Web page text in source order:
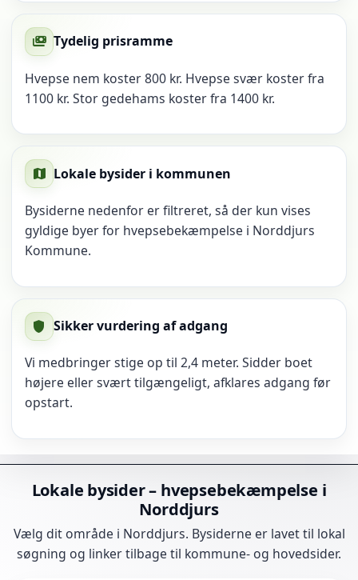
payments Tydelig prisramme
Hvepse nem koster 800 kr. Hvepse svær koster fra
1100 kr. Stor gedehams koster fra 1400 kr.
map Lokale bysider i kommunen
Bysiderne nedenfor er filtreret, så der kun vises
gyldige byer for hvepsebekæmpelse i Norddjurs
Kommune.
shield Sikker vurdering af adgang
Vi medbringer stige op til 2,4 meter. Sidder boet
højere eller svært tilgængeligt, afklares adgang før
opstart.
Lokale bysider – hvepsebekæmpelse i
Norddjurs
Vælg dit område i Norddjurs. Bysiderne er lavet til lokal
søgning og linker tilbage til kommune- og hovedsider.